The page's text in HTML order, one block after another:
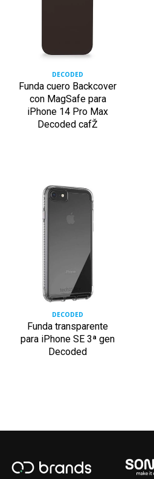
DECODED
Funda cuero Backcover
con MagSafe para
iPhone 14 Pro Max
Decoded cafŽ
DECODED
Funda transparente
para iPhone SE 3ª gen
Decoded